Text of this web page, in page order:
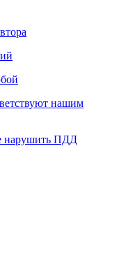
нашим
нарушить ПДД